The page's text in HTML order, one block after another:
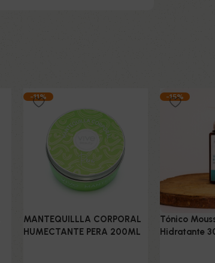
-11%
MANTEQUILLLA CORPORAL
HUMECTANTE PERA 200ML
-15%
Tónico
Hidratante